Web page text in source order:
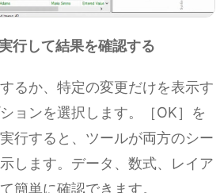
行して結果を確認する
るか、特定の変更だけを表示す
ョンを選択します。［OK］を
行すると、ツールが両方のシー
します。データ、数式、レイア
簡単に確認できます。